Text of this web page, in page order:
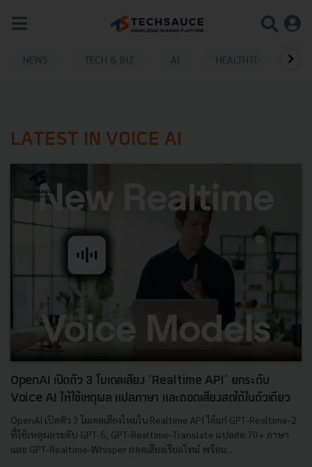
NEWS TECH & BIZ AI HEALTHTECH
LATEST IN VOICE AI
OpenAI เปิดตัว 3 โมเดลเสียง ‘Realtime API’ ยกระดับ
Voice AI ให้ใช้เหตุผล แปลภาษา และถอดเสียงสดได้ในตัวเดียว
OpenAI เปิดตัว 3 โมเดลเสียงใหม่ใน Realtime API ได้แก่ GPT-Realtime-2
ที่ใช้เหตุผลระดับ GPT-5, GPT-Realtime-Translate แปลสด 70+ ภาษา
และ GPT-Realtime-Whisper ถอดเสียงเรียลไทม์ พร้อม...